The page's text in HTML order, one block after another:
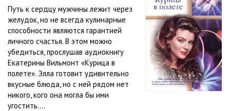
Путь к сердцу мужчины лежит через
желудок, но не всегда кулинарные
способности являются гарантией
личного счастья. В этом можно
убедиться, прослушав аудиокнигу
Екатерины Вильмонт «Курица в
полете». Элла готовит удивительно
вкусные блюда, но с ней рядом нет
никого, кого она могла бы ими
угостить....